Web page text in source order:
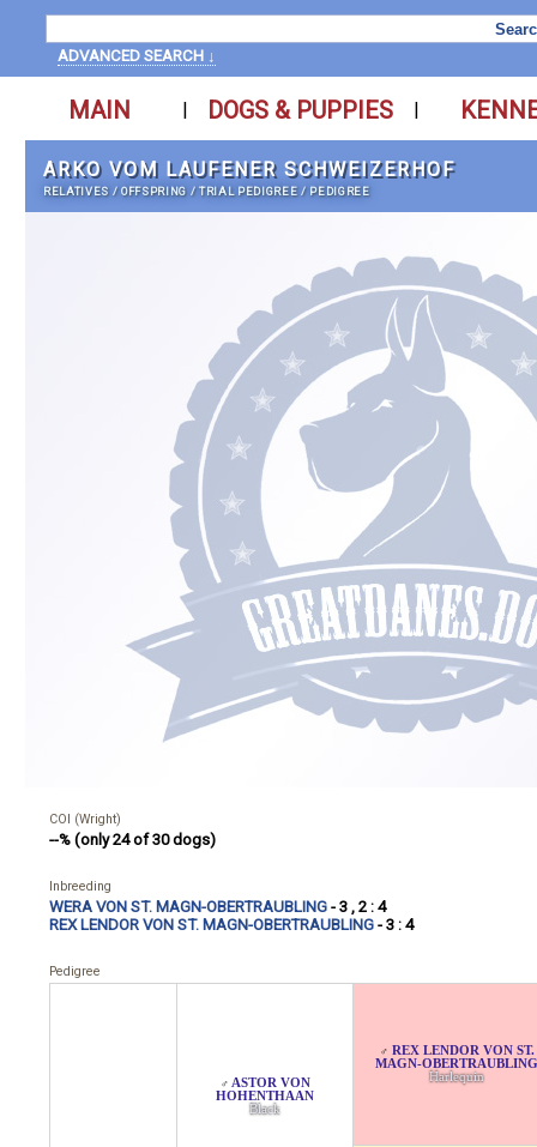
ADVANCED SEARCH ↓
MAIN | DOGS & PUPPIES |
ARKO VOM LAUFENER SCHWEIZERHOF
RELATIVES /OFFSPRING /TRIAL PEDIGREE / PEDIGREE
COI (Wright)
--% (only 24 of 30 dogs)
Inbreeding
WERA VON ST. MAGN-OBERTRAUBLING - 3 , 2 : 4
REX LENDOR VON ST. MAGN-OBERTRAUBLING - 3 : 4
Pedigree
♂ ASTOR VON
HOHENTHAAN
Black
♂ REX LENDOR VON ST.
MAGN-OBERTRAUBLING
Harlequin